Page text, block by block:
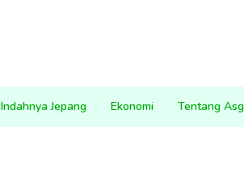
Indahnya Jepang Ekonomi Tentang